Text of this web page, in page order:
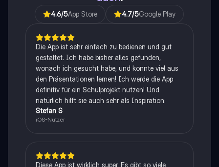
4.6/5App Store 4.7/5Google Play
Die App ist sehr einfach zu bedienen und gut
gestaltet. Ich habe bisher alles gefunden,
wonach ich gesucht habe, und konnte viel aus
den Präsentationen lernen! Ich werde die App
definitiv für ein Schulprojekt nutzen! Und
natürlich hilft sie auch sehr als Inspiration.
Stefan S
iOS-Nutzer
Diese App ist wirklich super. Es gibt so viele